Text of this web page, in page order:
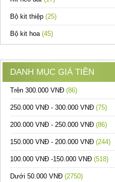
Bộ kit thiệp (25)
Bộ kit hoa (45)
DANH MỤC GIÁ TIỀN
Trên 300.000 VNĐ (86)
250.000 VNĐ - 300.000 VNĐ (75)
200.000 VNĐ - 250.000 VNĐ (86)
150.000 VNĐ - 200.000 VNĐ (244)
100.000 VNĐ -150.000 VNĐ (518)
Dưới 50.000 VNĐ (2750)